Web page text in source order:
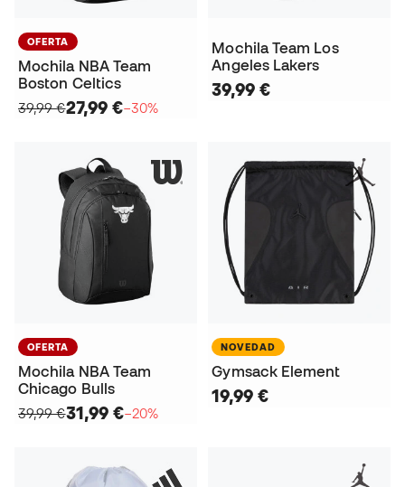
OFERTA
Mochila NBA Team
Boston Celtics
39,99 €27,99 €−30%
Mochila Team Los
Angeles Lakers
39,99 €
OFERTA
Mochila NBA Team
Chicago Bulls
39,99 €31,99 €−20%
NOVEDAD
Gymsack Element
19,99 €